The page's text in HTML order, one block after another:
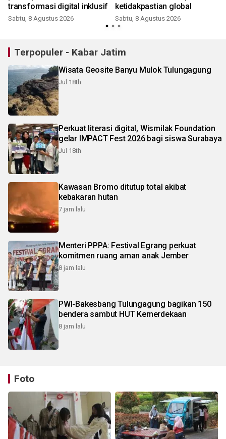
transformasi digital inklusif
Sabtu, 8 Agustus 2026
ketidakpastian global
Sabtu, 8 Agustus 2026
Terpopuler - Kabar Jatim
Wisata Geosite Banyu Mulok Tulungagung
Jul 18th
Perkuat literasi digital, Wismilak Foundation
gelar IMPACT Fest 2026 bagi siswa Surabaya
Jul 18th
Kawasan Bromo ditutup total akibat
kebakaran hutan
7 jam lalu
Menteri PPPA: Festival Egrang perkuat
komitmen ruang aman anak Jember
8 jam lalu
PWI-Bakesbang Tulungagung bagikan 150
bendera sambut HUT Kemerdekaan
8 jam lalu
Foto